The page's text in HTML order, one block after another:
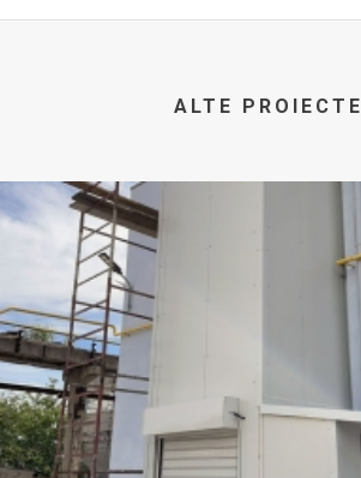
ALTE PROIECTE